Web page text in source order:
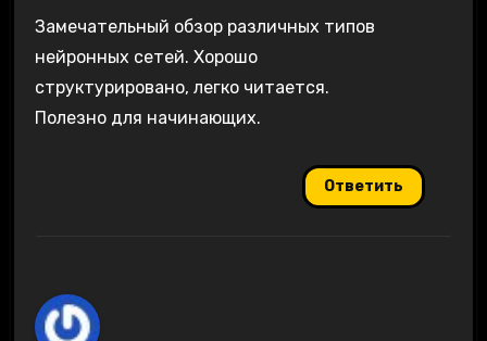
Замечательный обзор различных типов
нейронных сетей. Хорошо
структурировано, легко читается.
Полезно для начинающих.
Ответить